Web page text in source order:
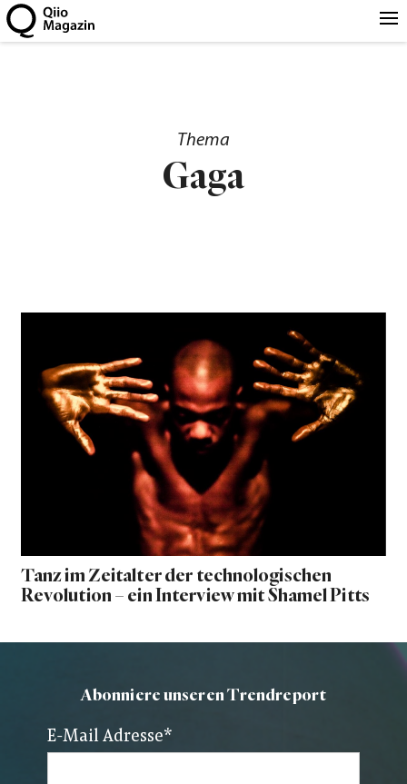
Thema
Gaga
Tanz im Zeitalter der technologischen
Revolution – ein Interview mit Shamel Pitts
Abonniere unseren Trendreport
E-Mail Adresse*